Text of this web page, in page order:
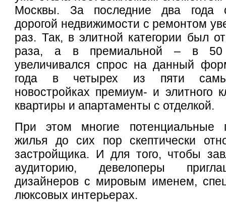
Москвы. За последние два года
дорогой недвижимости с ремонтом
раз. Так, в элитной категории был
раза, а в премиальной – в 50
увеличивался спрос на данный
года в четырех из пяти
новостройках премиум- и элитного
квартиры и апартаменты с отделкой.
При этом многие потенциальные
жилья до сих пор скептически
застройщика. И для того, чтобы
аудиторию, девелоперы
дизайнеров с мировым именем,
люксовых интерьерах.